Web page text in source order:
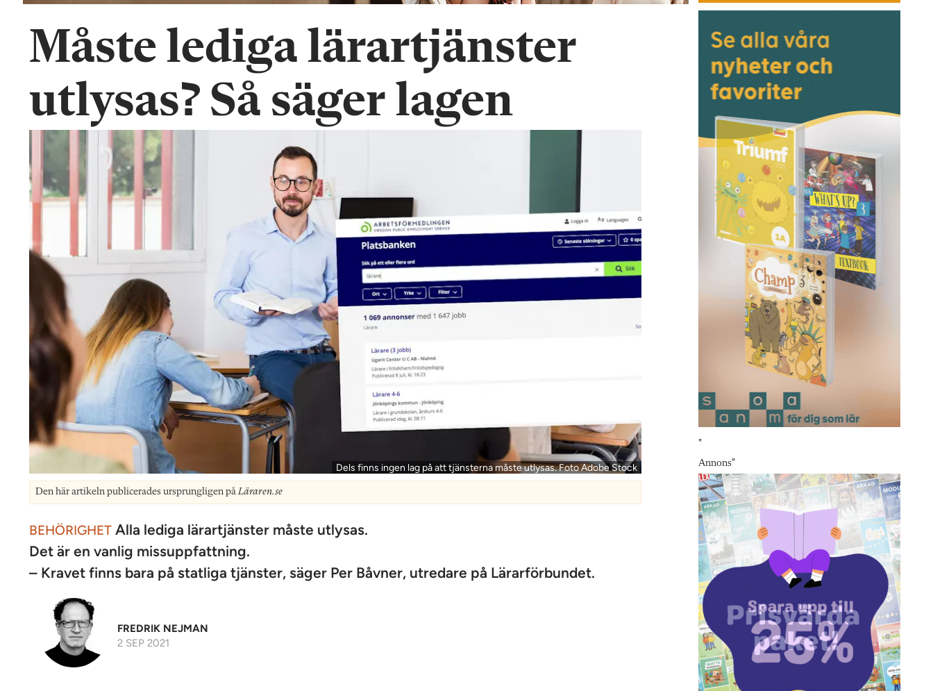
Måste lediga lärartjänster
utlysas? Så säger lagen
Dels finns ingen lag på att tjänsterna måste utlysas. Foto Adobe Stock
Den här artikeln publicerades ursprungligen påLäraren.se
BEHÖRIGHET Alla lediga lärartjänster måste utlysas.
Det är en vanlig missuppfattning.
– Kravet finns bara på statliga tjänster, säger Per Båvner, utredare på Lärarförbundet.
FREDRIK NEJMAN
2 SEP 2021
"
Annons"